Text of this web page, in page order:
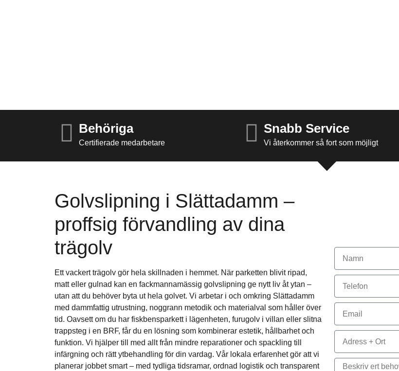
Behöriga
Certifierade medarbetare
Snabb Service
Vi återkommer så fort som möjligt
Golvslipning i Slättadamm –
proffsig förvandling av dina
trägolv
Ett vackert trägolv gör hela skillnaden i hemmet. När parketten blivit ripad,
matt eller gulnad kan en fackmannamässig golvslipning ge nytt liv åt ytan –
utan att du behöver byta ut hela golvet. Vi arbetar i och omkring Slättadamm
med dammfattig utrustning, noggrann metodik och materialval som håller över
tid. Oavsett om du har fiskbensparkett i lägenheten, furugolv i villan eller slitna
trappsteg i en BRF, får du en lösning som kombinerar estetik, hållbarhet och
funktion. Vi hjälper till med allt från mindre reparationer och spackling till
infärgning och rätt ytbehandling för din vardag. Vår lokala erfarenhet gör att vi
planerar jobbet smart – med tydliga tidsramar, ordnad logistik och transparent